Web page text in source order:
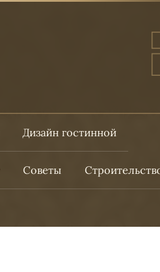
Дизайн гостинной
Советы